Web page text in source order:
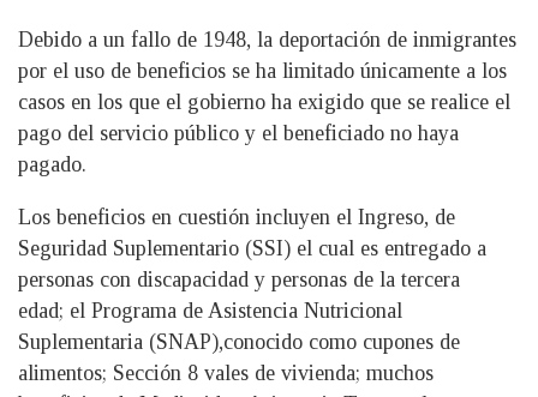
Debido a un fallo de 1948, la deportación de inmigrantes
por el uso de beneficios se ha limitado únicamente a los
casos en los que el gobierno ha exigido que se realice el
pago del servicio público y el beneficiado no haya
pagado.
Los beneficios en cuestión incluyen el Ingreso, de
Seguridad Suplementario (SSI) el cual es entregado a
personas con discapacidad y personas de la tercera
edad; el Programa de Asistencia Nutricional
Suplementaria (SNAP),conocido como cupones de
alimentos; Sección 8 vales de vivienda; muchos